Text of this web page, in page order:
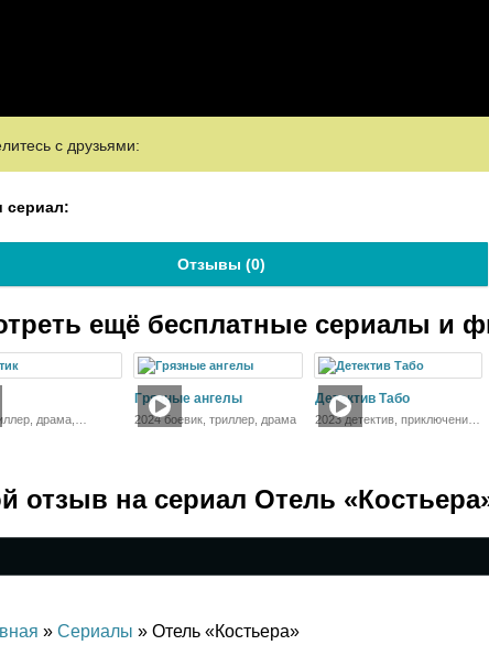
с друзьями:
сериал:
Отзывы (0)
ещё бесплатные сериалы и
драма,
Грязные ангелы
2024 боевик, триллер, драма
Детектив Табо
2023 детектив, приключения,
отзыв на сериал Отель
» Сериалы » Отель «Костьера»